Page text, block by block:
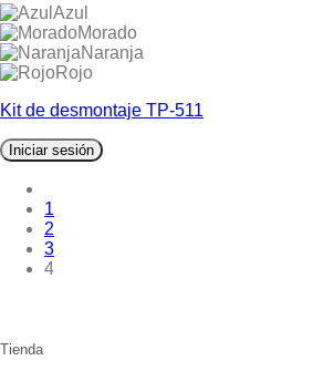
Azul
Morado
Naranja
Rojo
Kit de desmontaje TP-511
Iniciar sesión
1
2
3
4
Tienda